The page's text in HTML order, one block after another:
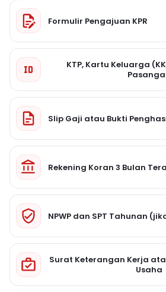
Formulir Pengajuan KPR
KTP, Kartu Keluarga
Slip Gaji atau Bukti
Rekening Koran 3 Bulan
NPWP dan SPT Tahunan
Surat Keterangan Kerja
Usaha